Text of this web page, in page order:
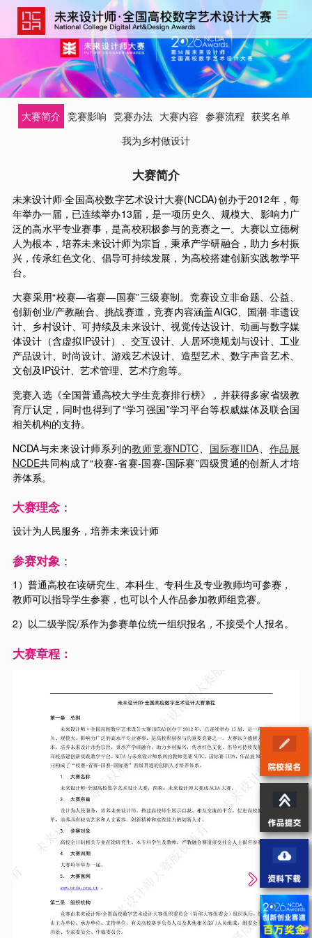
大赛简介 竞赛影响 竞赛办法 大赛内容 参赛流程 获奖名单
我为乡村做设计
大赛简介
未来设计师·全国高校数字艺术设计大赛(NCDA)创办于2012年，每
年举办一届，已连续举办13届，是一项历史久、规模大、影响力广
泛的高水平专业赛事，是高校积极参与的竞赛之一。大赛以立德树
人为根本，培养未来设计师为宗旨，秉承产学研融合，助力乡村振
兴，传承红色文化、倡导可持续发展，为高校搭建创新实践教学平
台。
大赛采用“校赛—省赛—国赛”三级赛制。竞赛设立非命题、公益、
创新创业/产教融合、挑战赛道，竞赛内容涵盖AIGC、国潮·非遗设
计、乡村设计、可持续及未来设计、视觉传达设计、动画与数字媒
体设计（含虚拟IP设计）、交互设计、人居环境规划与设计、工业
产品设计、时尚设计、游戏艺术设计、造型艺术、数字声音艺术、
文创及IP设计、艺术管理、艺术疗愈等。
竞赛入选《全国普通高校大学生竞赛排行榜》，并获得多家省级教
育厅认定，同时也得到了“学习强国”学习平台等权威媒体及联合国
相关机构的支持。
NCDA与未来设计师系列的教师竞赛NDTC 国际赛IIDA
作品展
NCDE共同构成了“校赛-省赛-国赛-国际赛”四级贯通的创新人才培
养体系。
大赛理念：
设计为人民服务，培养未来设计师
参赛对象：
1）普通高校在读研究生、本科生、专科生及专业教师均可参赛，
教师可以指导学生参赛，也可以个人作品参加教师组竞赛。
2）以二级学院/系作为参赛单位统一组织报名，不接受个人报名。
大赛章程：